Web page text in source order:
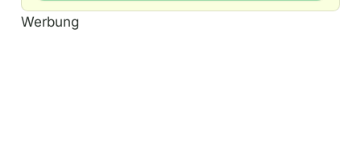
Werbung